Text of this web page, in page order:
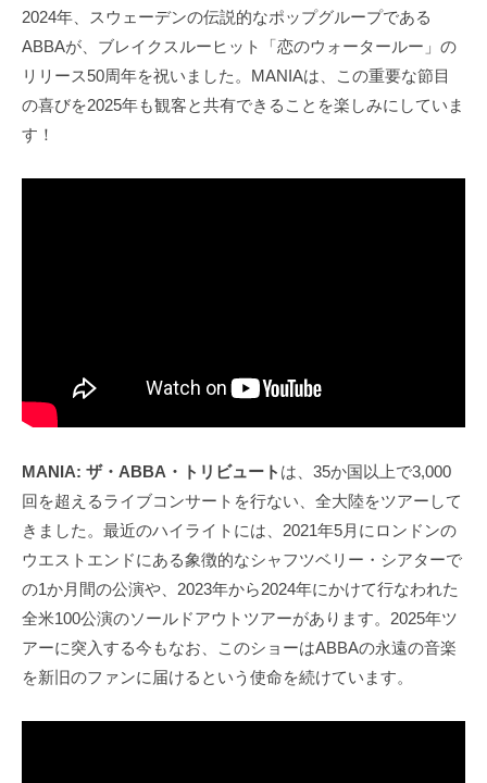
2024年、スウェーデンの伝説的なポップグループである
ABBAが、ブレイクスルーヒット「恋のウォータールー」の
リリース50周年を祝いました。MANIAは、この重要な節目
の喜びを2025年も観客と共有できることを楽しみにしていま
す！
MANIA: ザ・ABBA・トリビュート は、35か国以上で3,000
回を超えるライブコンサートを行ない、全大陸をツアーして
きました。最近のハイライトには、2021年5月にロンドンの
ウエストエンドにある象徴的なシャフツベリー・シアターで
の1か月間の公演や、2023年から2024年にかけて行なわれた
全米100公演のソールドアウトツアーがあります。2025年ツ
アーに突入する今もなお、このショーはABBAの永遠の音楽
を新旧のファンに届けるという使命を続けています。